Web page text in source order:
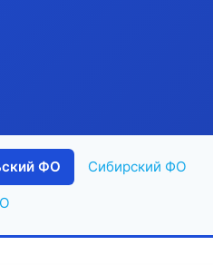
ФО Сибирский ФО